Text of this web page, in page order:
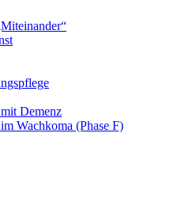
Demenz
Wachkoma (Phase F)